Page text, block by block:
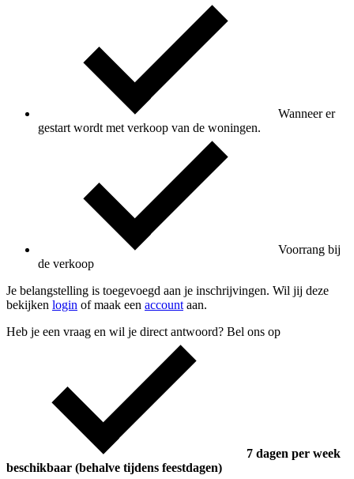
Wanneer er
gestart wordt met verkoop van de woningen.
Voorrang bij
de verkoop
Je belangstelling is toegevoegd aan je inschrijvingen. Wil jij deze
bekijken login of maak een account aan.
Heb je een vraag en wil je direct antwoord? Bel ons op
7 dagen per week
beschikbaar (behalve tijdens feestdagen)